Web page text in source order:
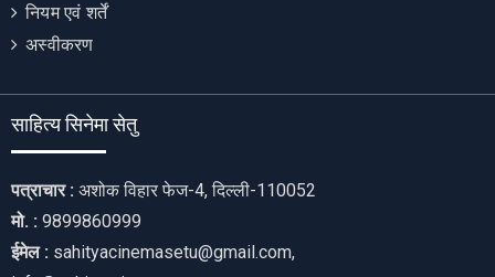
नियम एवं शर्तें
अस्वीकरण
साहित्य सिनेमा सेतु
पत्राचार : अशोक विहार फेज-4, दिल्ली-110052
मो. : 9899860999
ईमेल : sahityacinemasetu@gmail.com,